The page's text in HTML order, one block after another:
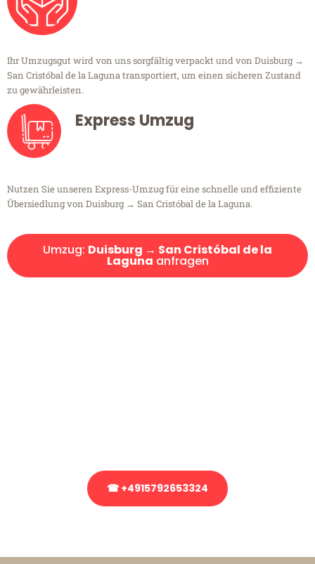
Ihr Umzugsgut wird von uns sorgfältig verpackt und von Duisburg →
San Cristóbal de la Laguna transportiert, um einen sicheren Zustand
zu gewährleisten.
Express Umzug
Nutzen Sie unseren Express-Umzug für eine schnelle und effiziente
Übersiedlung von Duisburg → San Cristóbal de la Laguna.
Umzug: Duisburg → San Cristóbal de la
Laguna anfragen
☎ +4915792653324